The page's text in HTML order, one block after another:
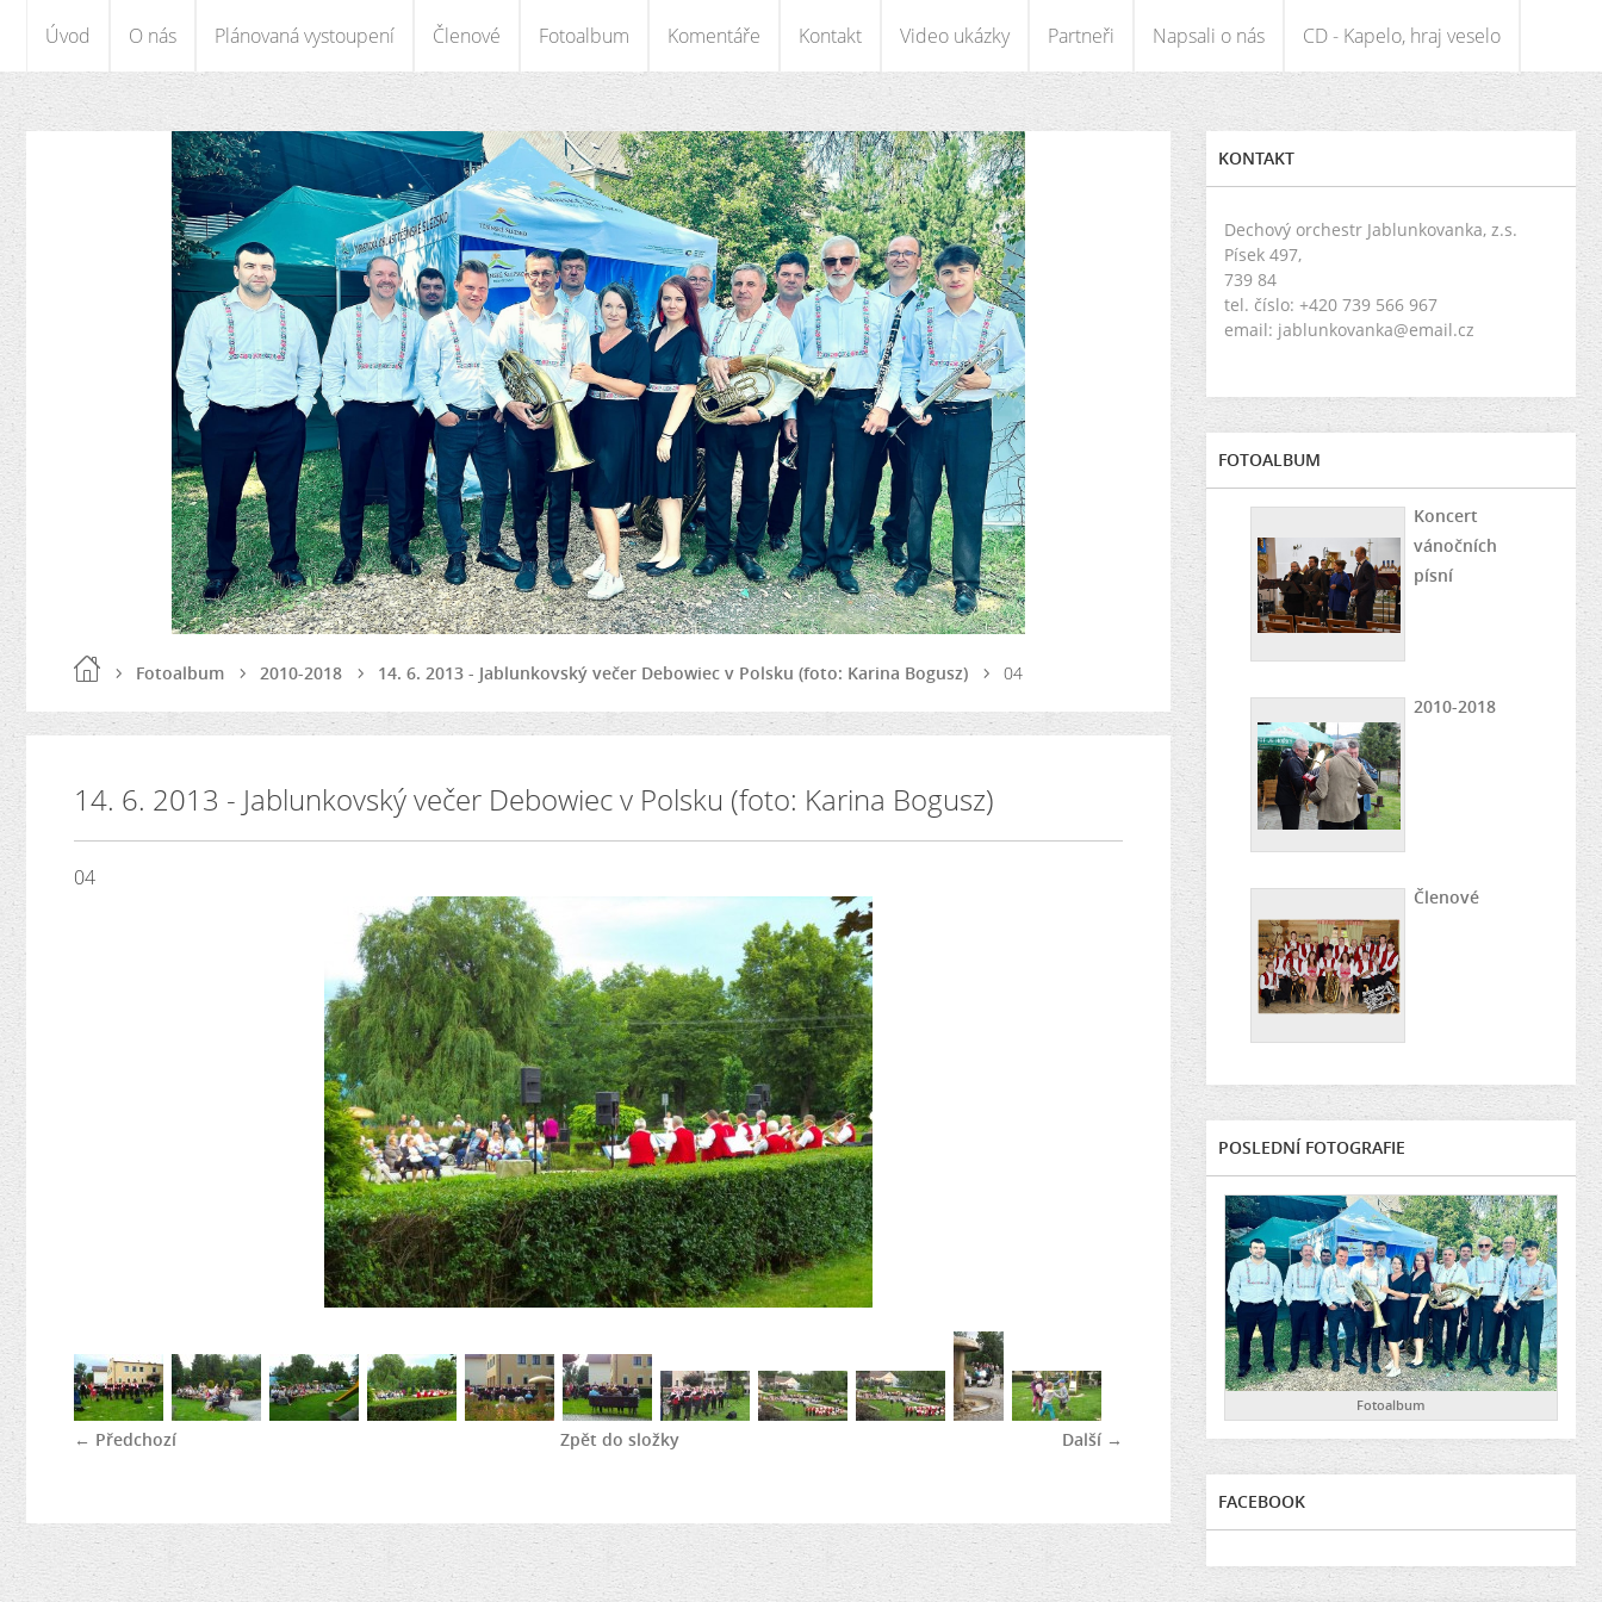
Úvod O nás Plánovaná vystoupení Členové Fotoalbum Komentáře Kontakt Video ukázky Partneři Napsali o nás CD - Kapelo, hraj veselo
Fotoalbum 2010-2018 14. 6. 2013 - Jablunkovský večer Debowiec v Polsku (foto: Karina Bogusz) 04
14. 6. 2013 - Jablunkovský večer Debowiec v Polsku (foto: Karina Bogusz)
04
← Předchozí Další →
Zpět do složky
KONTAKT
Dechový orchestr Jablunkovanka, z.s.
Písek 497,
739 84
tel. číslo: +420 739 566 967
email: jablunkovanka@email.cz
FOTOALBUM
Koncert
vánočních
písní
2010-2018
Členové
POSLEDNÍ FOTOGRAFIE
Fotoalbum
FACEBOOK